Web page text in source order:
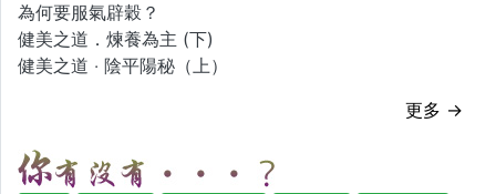
為何要服氣辟穀？
健美之道．煉養為主 (下)
健美之道 ‧ 陰平陽秘（上）
更多 →